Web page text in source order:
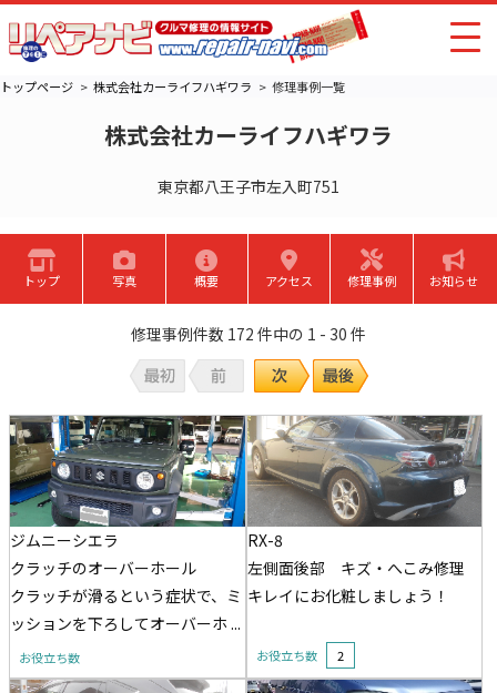
トップページ 株式会社カーライフハギワラ 修理事例一覧
株式会社カーライフハギワラ
東京都八王子市左入町751
トップ 写真 概要 アクセス 修理事例 お知らせ
修理事例件数 172 件中の 1 - 30 件
ジムニーシエラ
クラッチのオーバーホール
クラッチが滑るという症状で、ミ
ッションを下ろしてオーバーホ ...
お役立ち数
RX-8
左側面後部 キズ・へこみ修理
キレイにお化粧しましょう！
お役立ち数 2